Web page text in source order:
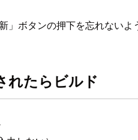
」ボタンの押下を忘れないよ
れたらビルド